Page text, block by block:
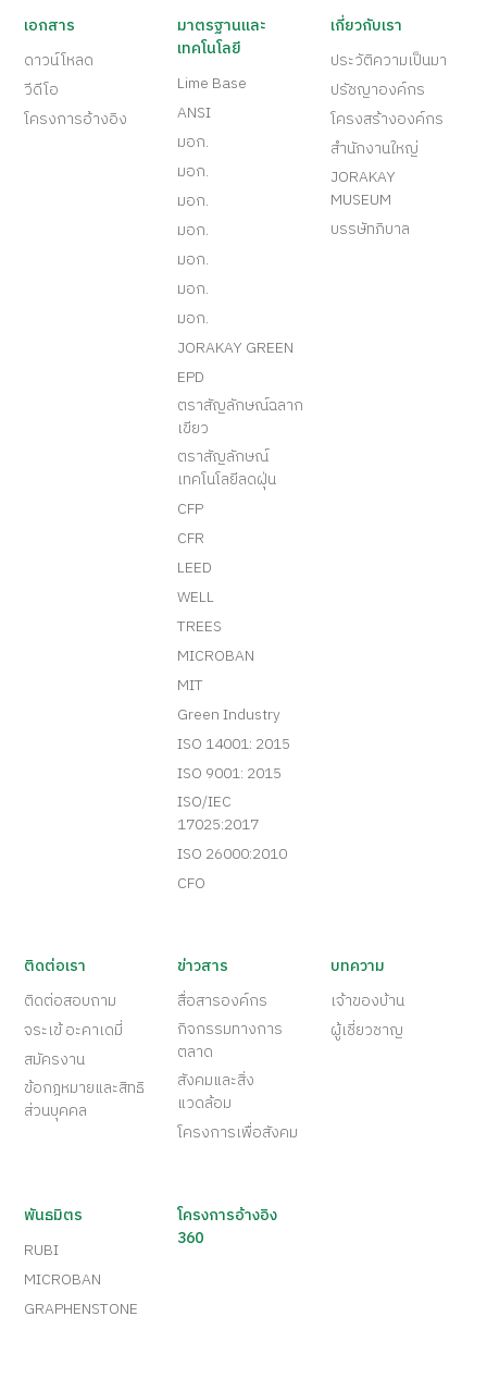
เอกสาร
ดาวน์โหลด
วีดีโอ
โครงการอ้างอิง
มาตรฐานและ
เทคโนโลยี
Lime Base
ANSI
มอก.
มอก.
มอก.
มอก.
มอก.
มอก.
มอก.
JORAKAY GREEN
EPD
ตราสัญลักษณ์ฉลาก
เขียว
ตราสัญลักษณ์
เทคโนโลยีลดฝุ่น
CFP
CFR
LEED
WELL
TREES
MICROBAN
MIT
Green Industry
ISO 14001: 2015
ISO 9001: 2015
ISO/IEC
17025:2017
ISO 26000:2010
CFO
เกี่ยวกับเรา
ประวัติความเป็นมา
ปรัชญาองค์กร
โครงสร้างองค์กร
สำนักงานใหญ่
JORAKAY
MUSEUM
บรรษัทภิบาล
ติดต่อเรา
ติดต่อสอบถาม
จระเข้ อะคาเดมี่
สมัครงาน
ข้อกฎหมายและสิทธิ
ส่วนบุคคล
ข่าวสาร
สื่อสารองค์กร
กิจกรรมทางการ
ตลาด
สังคมและสิ่ง
แวดล้อม
โครงการเพื่อสังคม
บทความ
เจ้าของบ้าน
ผู้เชี่ยวชาญ
พันธมิตร
RUBI
MICROBAN
GRAPHENSTONE
โครงการอ้างอิง
360